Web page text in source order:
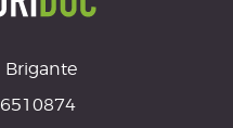
Brigante